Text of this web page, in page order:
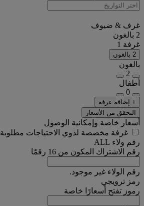
غرف & ضيوف
2 بالغون
غرفة 1
2 بالغون
بالغون
2
أطفال
0
+ إضافة غرفة
التحقق من الأسعار
أسعار خاصة وإمكانية الوصول
غرفة مخصصة لذوي الاحتياجات مطلوبة
رقم ولاء ALL
رقم الاشتراك المكون من 16 رقمًا
رقم الولاء غير موجود.
رمز ترويجي
رموز تفتح أسعارًا خاصة